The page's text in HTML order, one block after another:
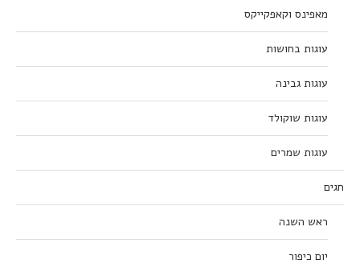
מאפינס וקאפקייקס
עוגות בחושות
עוגות גבינה
עוגות שוקולד
עוגות שמרים
חגים
ראש השנה
יום כיפור